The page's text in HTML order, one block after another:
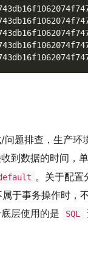
问题排查，生产
到数据的时间，
。关于配置
属于事务操作时，
层使用的是 SQL